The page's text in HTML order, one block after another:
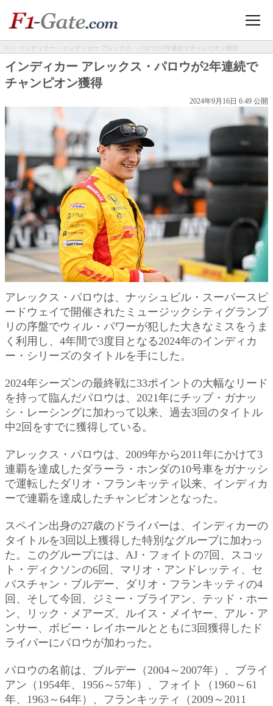
F1 > インディカー > インディカー アレックス・パロウが2年連続でチャンピオン獲得
インディカー アレックス・パロウが2年連続で
チャンピオン獲得
2024年9月16日 6:49 公開
アレックス・パロウは、ナッシュビル・スーパースピ
ードウェイで開催されたミュージックシティグランプ
リの序盤でウィル・パワーが犯した大きなミスをうま
く利用し、4年間で3度目となる2024年のインディカ
ー・シリーズのタイトルを手にした。
2024年シーズンの最終戦に33ポイントの大幅なリード
を持って臨んだパロウは、2021年にチップ・ガナッ
シ・レーシングに加わって以来、過去3回のタイトル
中2回をすでに獲得している。
アレックス・パロウは、2009年から2011年にかけて3
連覇を達成したダラーラ・ホンダの10号車をガナッシ
で運転したダリオ・フランキッティ以来、インディカ
ーで連覇を達成したチャンピオンとなった。
スペイン出身の27歳のドライバーは、インディカーの
タイトルを3回以上獲得した特別なグループに加わっ
た。このグループには、AJ・フォイトの7回、スコッ
ト・ディクソンの6回、マリオ・アンドレッティ、セ
バスチャン・ブルデー、ダリオ・フランキッティの4
回、そして今回、ジミー・ブライアン、テッド・ホー
ン、リック・メアーズ、ルイス・メイヤー、アル・ア
ンサー、ボビー・レイホールとともに3回獲得したド
ライバーにパロウが加わった。
パロウの名前は、ブルデー（2004～2007年）、ブライ
アン（1954年、1956～57年）、フォイト（1960～61
年、1963～64年）、フランキッティ（2009～2011